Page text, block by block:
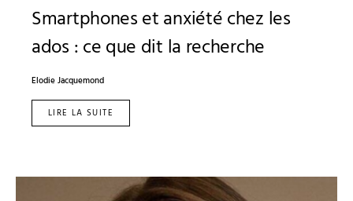
Smartphones et anxiété chez les
ados : ce que dit la recherche
Elodie Jacquemond
LIRE LA SUITE